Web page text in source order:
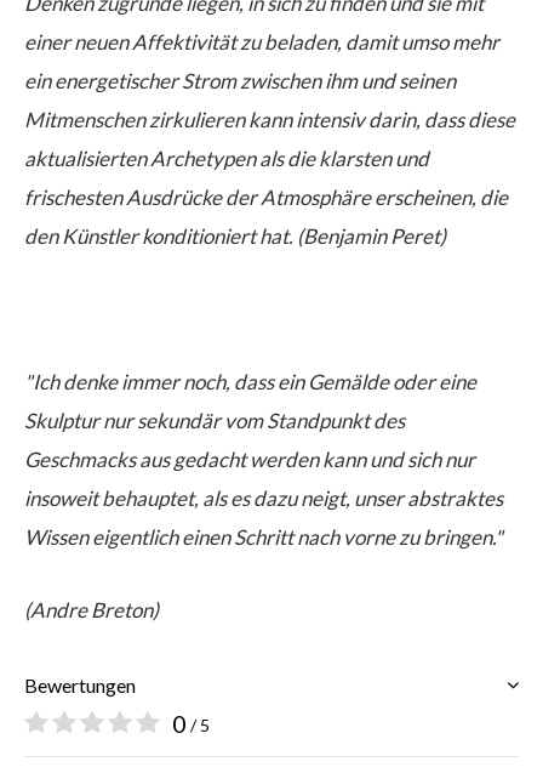
einer neuen Affektivität zu beladen, damit umso mehr
ein energetischer Strom zwischen ihm und seinen
Mitmenschen zirkulieren kann intensiv darin, dass diese
aktualisierten Archetypen als die klarsten und
frischesten Ausdrücke der Atmosphäre erscheinen, die
den Künstler konditioniert hat. (Benjamin Peret)
"Ich denke immer noch, dass ein Gemälde oder eine
Skulptur nur sekundär vom Standpunkt des
Geschmacks aus gedacht werden kann und sich nur
insoweit behauptet, als es dazu neigt, unser abstraktes
Wissen eigentlich einen Schritt nach vorne zu bringen."
(Andre Breton)
Bewertungen
0 / 5